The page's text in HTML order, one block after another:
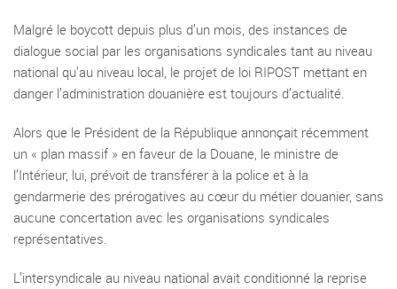
Malgré le boycott depuis plus d’un mois, des instances de
dialogue social par les organisations syndicales tant au niveau
national qu’au niveau local, le projet de loi RIPOST mettant en
danger l’administration douanière est toujours d’actualité.
Alors que le Président de la République annonçait récemment
un « plan massif » en faveur de la Douane, le ministre de
l’Intérieur, lui, prévoit de transférer à la police et à la
gendarmerie des prérogatives au cœur du métier douanier, sans
aucune concertation avec les organisations syndicales
représentatives.
L’intersyndicale au niveau national avait conditionné la reprise